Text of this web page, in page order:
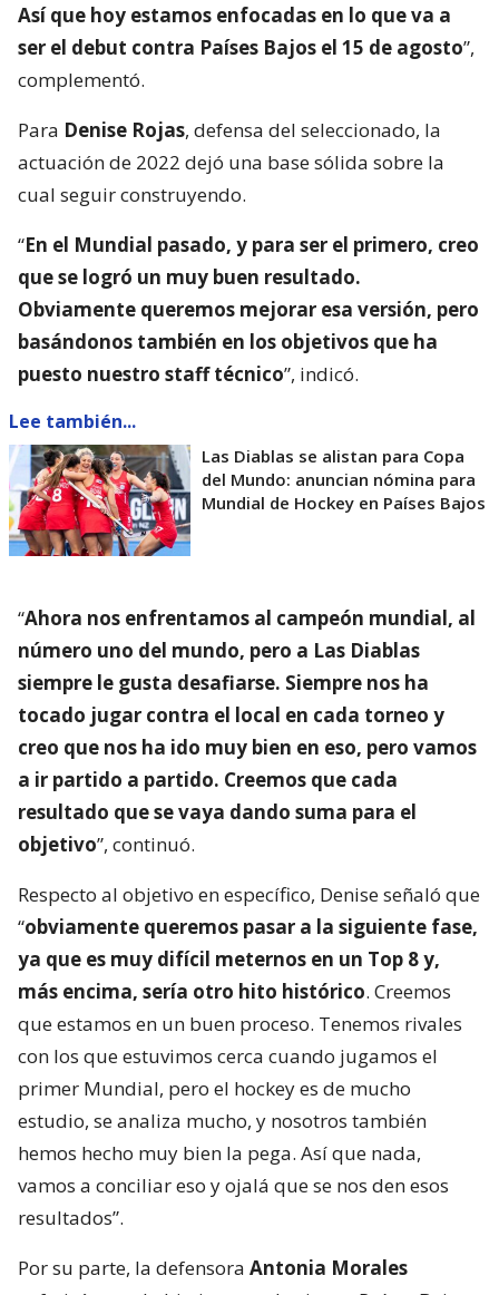
Así que hoy estamos enfocadas en lo que va a
ser el debut contra Países Bajos el 15 de agosto”,
complementó.
Para Denise Rojas, defensa del seleccionado, la
actuación de 2022 dejó una base sólida sobre la
cual seguir construyendo.
“En el Mundial pasado, y para ser el primero, creo
que se logró un muy buen resultado.
Obviamente queremos mejorar esa versión, pero
basándonos también en los objetivos que ha
puesto nuestro staff técnico”, indicó.
Lee también...
Las Diablas se alistan para Copa
del Mundo: anuncian nómina para
Mundial de Hockey en Países Bajos
“Ahora nos enfrentamos al campeón mundial, al
número uno del mundo, pero a Las Diablas
siempre le gusta desafiarse. Siempre nos ha
tocado jugar contra el local en cada torneo y
creo que nos ha ido muy bien en eso, pero vamos
a ir partido a partido. Creemos que cada
resultado que se vaya dando suma para el
objetivo”, continuó.
Respecto al objetivo en específico, Denise señaló que
“obviamente queremos pasar a la siguiente fase,
ya que es muy difícil meternos en un Top 8 y,
más encima, sería otro hito histórico. Creemos
que estamos en un buen proceso. Tenemos rivales
con los que estuvimos cerca cuando jugamos el
primer Mundial, pero el hockey es de mucho
estudio, se analiza mucho, y nosotros también
hemos hecho muy bien la pega. Así que nada,
vamos a conciliar eso y ojalá que se nos den esos
resultados”.
Por su parte, la defensora Antonia Morales